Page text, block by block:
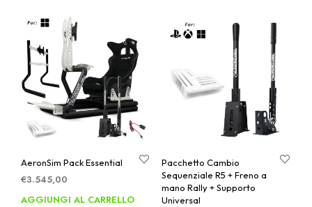
AeronSim Pack Essential
€3.545,00
AGGIUNGI AL CARRELLO
Pacchetto Cambio
Sequenziale R5 + Freno a
mano Rally + Supporto
Universal